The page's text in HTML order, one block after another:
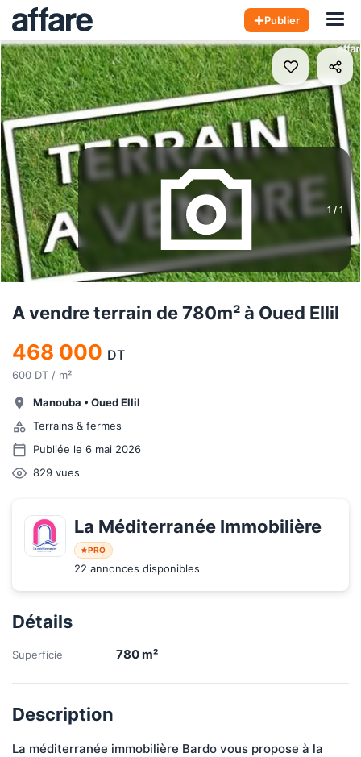
Publier
1 / 1
A vendre terrain de 780m² à Oued Ellil
468 000 DT
600 DT / m²
Manouba • Oued Ellil
Terrains & fermes
Publiée le 6 mai 2026
829 vues
La Méditerranée Immobilière
PRO
22 annonces disponibles
Détails
Superficie 780m²
Description
La méditerranée immobilière Bardo vous propose à la